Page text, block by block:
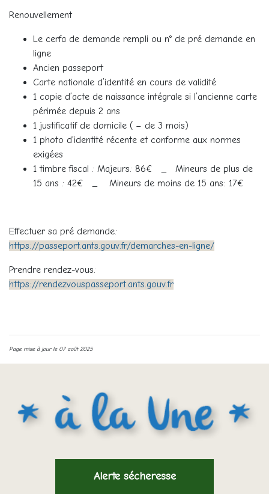
Renouvellement
Le cerfa de demande rempli ou n° de pré demande en
ligne
Ancien passeport
Carte nationale d’identité en cours de validité
1 copie d’acte de naissance intégrale si l’ancienne carte
périmée depuis 2 ans
1 justificatif de domicile ( – de 3 mois)
1 photo d’identité récente et conforme aux normes
exigées
1 timbre fiscal : Majeurs: 86€ _ Mineurs de plus de
15 ans : 42€ _ Mineurs de moins de 15 ans: 17€
Effectuer sa pré demande:
https://passeport.ants.gouv.fr/demarches-en-ligne/
Prendre rendez-vous:
https://rendezvouspasseport.ants.gouv.fr
Page mise à jour le 07 août 2025
Alerte sécheresse